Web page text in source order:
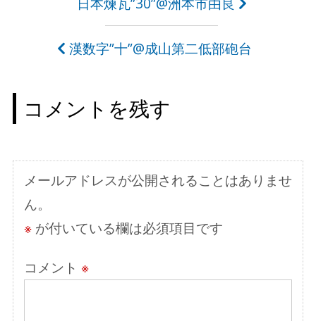
ビ
ゲ
シ
ョ
ン
漢数字”十”@成山第二低部砲台
コメントを残す
メールアドレスが公開されることはありませ
ん。
※が付いている欄は必須項目です
コメント ※